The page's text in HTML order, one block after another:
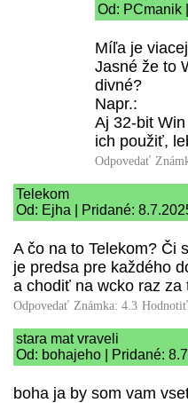
Od: PCmanik
Míľa je
Jasné že to
divné?
Napr.:
Aj 32-bit
ich použiť,
Odpovedať
Telekom
Od: Ejha | Pridané:
A čo na to Telekom? Či
je predsa pre každého
a chodiť na wcko raz za
Odpovedať Známka: 4.3
stara mat vraveli
Od: bohajeho | Pridané:
boha ja by som vam